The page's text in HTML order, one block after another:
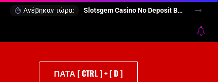
Ανέβηκαν τώρα: Slotsgem Casino No Deposit Bonus
ΠΑΤΑ [ CTRL ] + [ D ]